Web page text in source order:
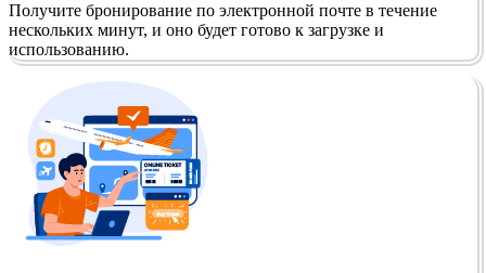
Получите бронирование по электронной почте в течение
нескольких минут, и оно будет готово к загрузке и
использованию.